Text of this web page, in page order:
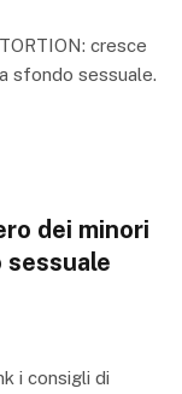
cresce
sfondo sessuale.
dei minori
i consigli di